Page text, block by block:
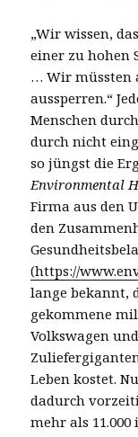
„Wir wissen,
einer zu hohen
… Wir müssten
aussperren.“
Menschen
durch nicht
so jüngst die
Environmental
Firma aus den
den
(https://
lange bekannt,
gekommene
Volkswagen
Leben kostet.
dadurch
mehr als 11.000